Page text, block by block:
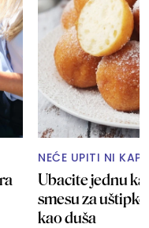
NEĆE UPITI NI KAP
Ubacite jednu
smesu za
kao duša